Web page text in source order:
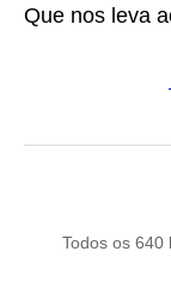
Que nos leva
Todos os 640